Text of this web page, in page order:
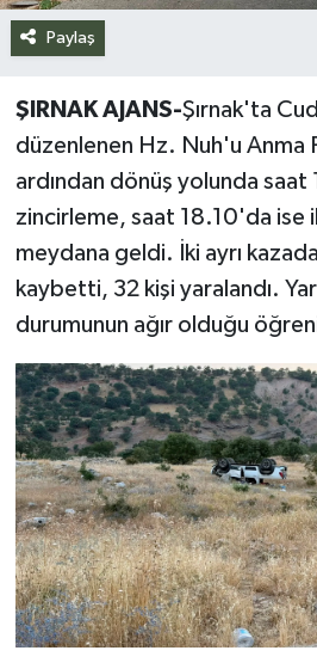
Paylaş
ŞIRNAK AJANS-Şırnak'ta
düzenlenen Hz. Nuh'u Anma
ardından dönüş yolunda
zincirleme, saat 18.10'da ise
meydana geldi. İki ayrı kazada
kaybetti, 32 kişi yaralandı.
durumunun ağır olduğu